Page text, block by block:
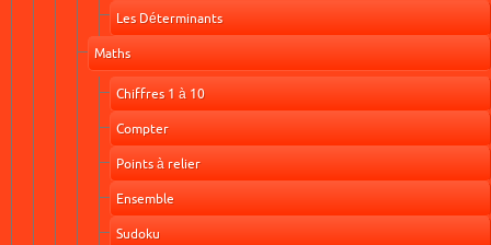
Les Déterminants
Maths
Chiffres 1 à 10
Compter
Points à relier
Ensemble
Sudoku